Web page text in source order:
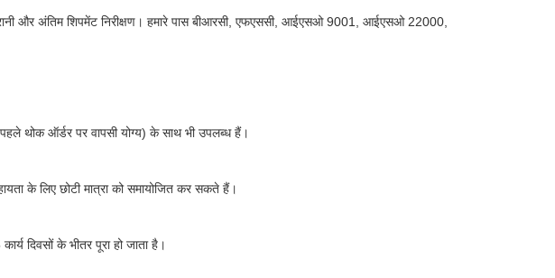
और अंतिम शिपमेंट निरीक्षण। हमारे पास बीआरसी, एफएससी, आईएसओ 9001, आईएसओ 22000,
थोक ऑर्डर पर वापसी योग्य) के साथ भी उपलब्ध हैं।
के लिए छोटी मात्रा को समायोजित कर सकते हैं।
दिवसों के भीतर पूरा हो जाता है।